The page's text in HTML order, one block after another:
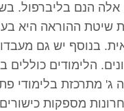
הנם בליברפול.
שיטת ההוראה היא
בנוסף יש גם
הלימודים כוללים
ג' מתרכזת בלימודי
מספקות כישורים